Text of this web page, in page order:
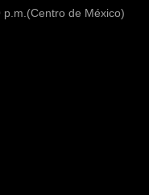
de México)